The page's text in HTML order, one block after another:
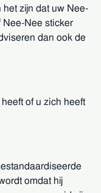
zijn dat uw Nee-
Nee-Nee sticker
dan ook de
of u zich heeft
omdat hij